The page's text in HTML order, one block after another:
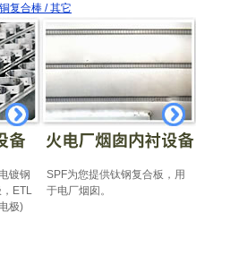
复合棒 / 其它
镀钢
ETL
极)
SPF为您提供钛钢复合板，用
于电厂烟囱。